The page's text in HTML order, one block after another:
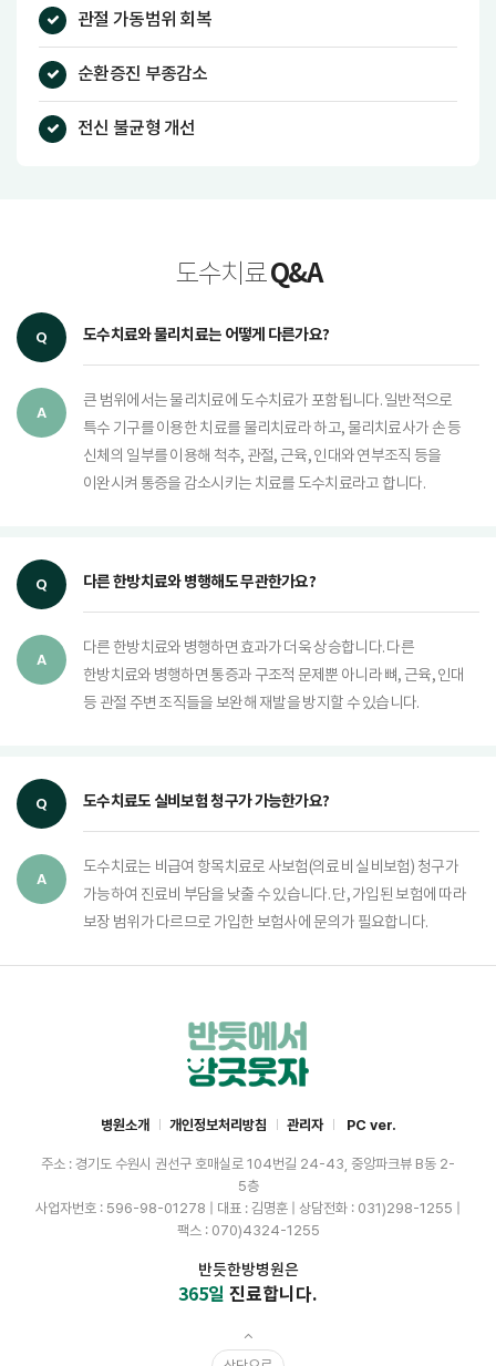
관절 가동범위 회복
순환증진 부종감소
전신 불균형 개선
도수치료Q&A
도수치료와 물리치료는 어떻게 다른가요?
큰 범위에서는 물리치료에 도수치료가 포함됩니다. 일반적으로
특수 기구를 이용한 치료를 물리치료라 하고, 물리치료사가 손 등
신체의 일부를 이용해 척추, 관절, 근육, 인대와 연부조직 등을
이완시켜 통증을 감소시키는 치료를 도수치료라고 합니다.
다른 한방치료와 병행해도 무관한가요?
다른 한방치료와 병행하면 효과가 더욱 상승합니다. 다른
한방치료와 병행하면 통증과 구조적 문제뿐 아니라 뼈, 근육, 인대
등 관절 주변 조직들을 보완해 재발을 방지할 수 있습니다.
도수치료도 실비보험 청구가 가능한가요?
도수치료는 비급여 항목치료로 사보험(의료비 실비보험) 청구가
가능하여 진료비 부담을 낮출 수 있습니다. 단, 가입된 보험에 따라
보장 범위가 다르므로 가입한 보험사에 문의가 필요합니다.
병원소개 개인정보처리방침 관리자 PC ver.
주소 : 경기도 수원시 권선구 호매실로 104번길 24-43, 중앙파크뷰 B동 2-
5층
사업자번호 : 596-98-01278 | 대표 : 김명훈 | 상담전화 : 031)298-1255 |
팩스 : 070)4324-1255
반듯한방병원은
365일 진료합니다.